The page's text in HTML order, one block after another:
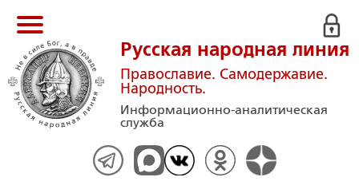
Русская народная линия
Православие. Самодержавие.
Народность.
Информационно-аналитическая
служба